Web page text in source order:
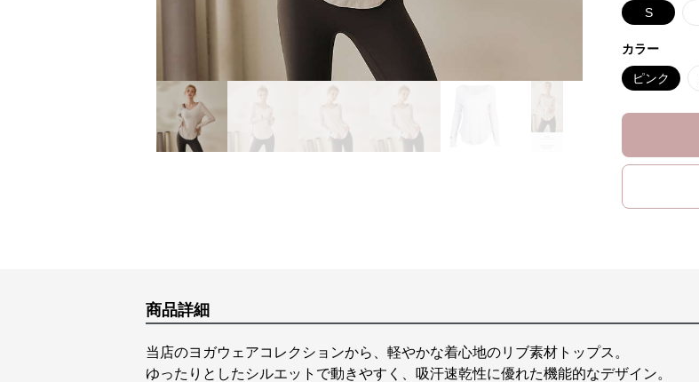
S
カラー
ピンク
商品詳細
当店のヨガウェアコレクションから、軽やかな着心地のリブ素材トップス。
ゆったりとしたシルエットで動きやすく、吸汗速乾性に優れた機能的なデザイン。